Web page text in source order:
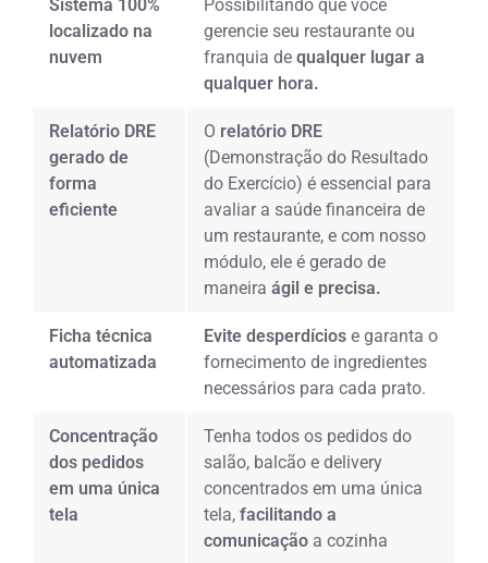
Sistema 100%
localizado na
nuvem
Possibilitando que você
gerencie seu restaurante ou
franquia dequalquer lugar a
qualquer hora.
Relatório DRE
gerado de
forma
eficiente
O relatório DRE
(Demonstração do Resultado
do Exercício) é essencial para
avaliar a saúde financeira de
um restaurante, e com nosso
módulo, ele é gerado de
maneiraágil e precisa.
Ficha técnica
automatizada
Evite desperdíciose garanta o
fornecimento de ingredientes
necessários para cada prato.
Concentração
dos pedidos
em uma única
tela
Tenha todos os pedidos do
salão, balcão e delivery
concentrados em uma única
tela, facilitando a
comunicação a cozinha